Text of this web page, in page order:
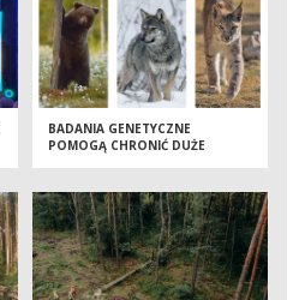
BADANIA GENETYCZNE
POMOGĄ CHRONIĆ DUŻE